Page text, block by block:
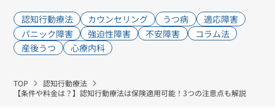
認知行動療法 カウンセリング うつ病
適応障害
パニック障害
強迫性障害 不安障害
コラム法
産後うつ
心療内科
TOP
認知行動療法
【条件や料金は？】認知行動療法は保険適用可能！3つの注意点も解説